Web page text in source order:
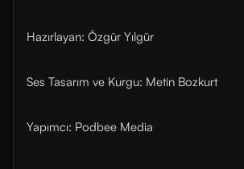
Hazırlayan: Özgür Yılgür
Ses Tasarım ve Kurgu: Metin Bozkurt
Yapımcı: Podbee Media